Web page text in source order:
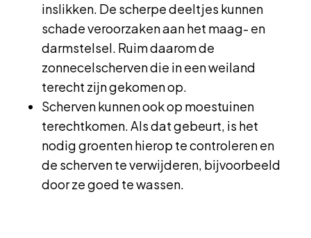
inslikken. De scherpe deeltjes kunnen
schade veroorzaken aan het maag- en
darmstelsel. Ruim daarom de
zonnecelscherven die in een weiland
terecht zijn gekomen op.
Scherven kunnen ook op moestuinen
terechtkomen. Als dat gebeurt, is het
nodig groenten hierop te controleren en
de scherven te verwijderen, bijvoorbeeld
door ze goed te wassen.